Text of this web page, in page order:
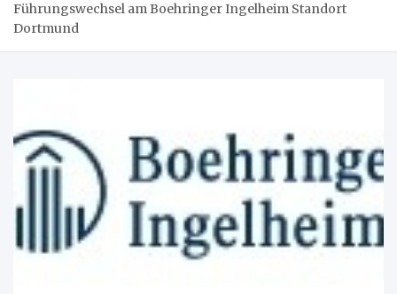
Führungswechsel am Boehringer Ingelheim Standort
Dortmund